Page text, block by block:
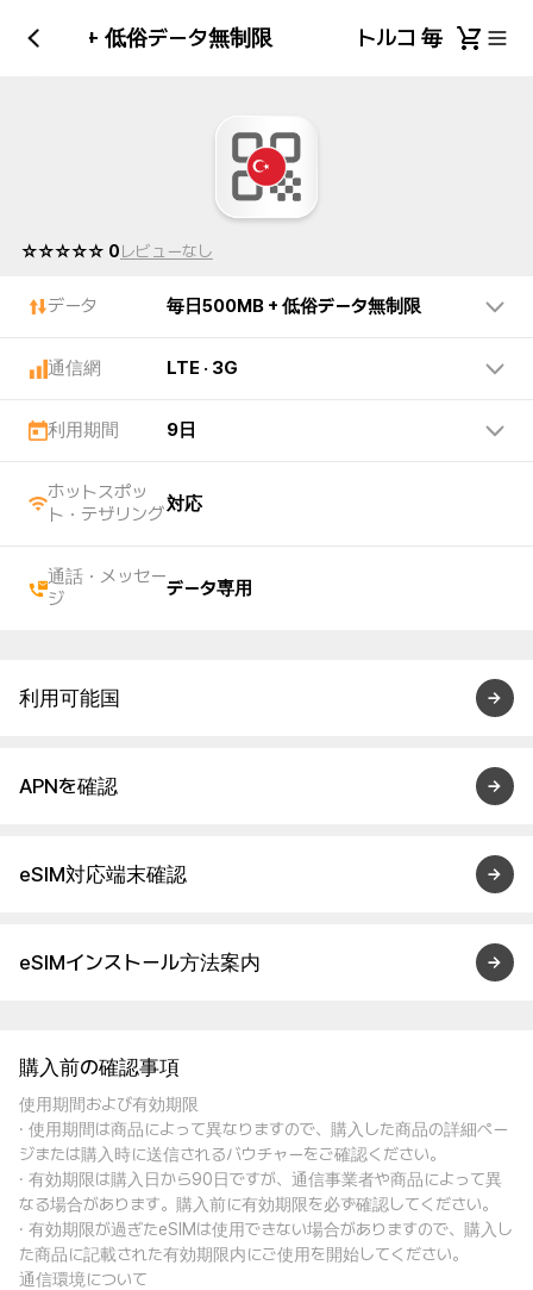
500MB + 低俗データ無制限 トルコ 毎日
☆☆☆☆☆ 0レビューなし
データ 毎日500MB + 低俗データ無制限
通信網 LTE · 3G
利用期間 9日
ホットスポッ
ト・テザリング
対応
通話・メッセー
ジ
データ専用
利用可能国
APNを確認
eSIM対応端末確認
eSIMインストール方法案内
購入前の確認事項
使用期間および有効期限
· 使用期間は商品によって異なりますので、購入した商品の詳細ペー
ジまたは購入時に送信されるバウチャーをご確認ください。
· 有効期限は購入日から90日ですが、通信事業者や商品によって異
なる場合があります。購入前に有効期限を必ず確認してください。
· 有効期限が過ぎたeSIMは使用できない場合がありますので、購入し
た商品に記載された有効期限内にご使用を開始してください。
通信環境について